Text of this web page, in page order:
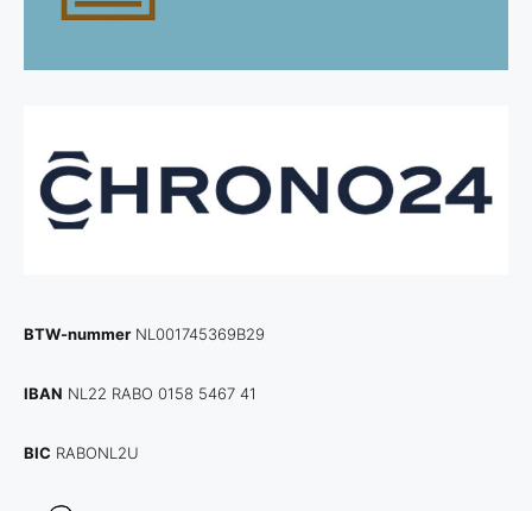
BTW-nummer NL001745369B29
IBAN NL22 RABO 0158 5467 41
BIC RABONL2U